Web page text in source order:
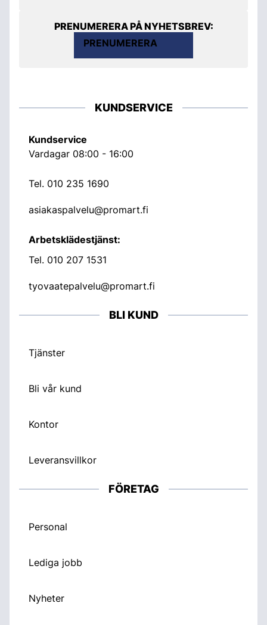
PRENUMERERA PÅ NYHETSBREV:
PRENUMERERA
KUNDSERVICE
Kundservice
Vardagar 08:00 - 16:00
Tel. 010 235 1690
asiakaspalvelu@promart.fi
Arbetsklädestjänst:
Tel. 010 207 1531
tyovaatepalvelu@promart.fi
BLI KUND
Tjänster
Bli vår kund
Kontor
Leveransvillkor
FÖRETAG
Personal
Lediga jobb
Nyheter